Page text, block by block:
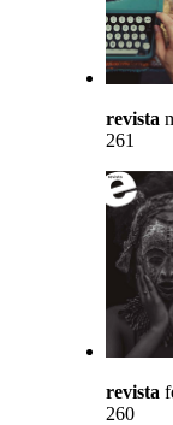
revista
261
revista
260